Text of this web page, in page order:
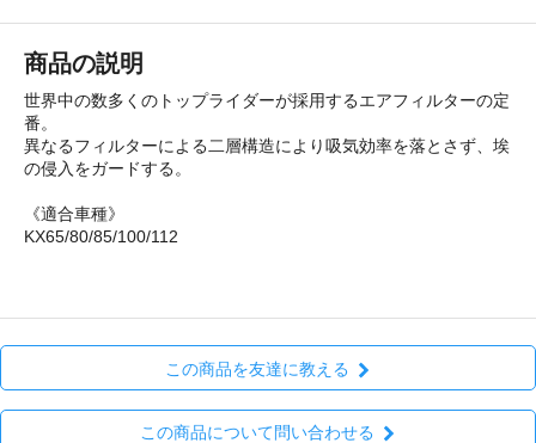
商品の説明
世界中の数多くのトップライダーが採用するエアフィルターの定
番。
異なるフィルターによる二層構造により吸気効率を落とさず、埃
の侵入をガードする。
《適合車種》
KX65/80/85/100/112
この商品を友達に教える
この商品について問い合わせる